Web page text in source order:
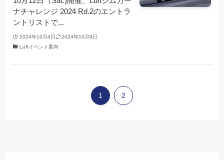
ナチャレンジ 2024 Rd.2のエントラ
ントリストで...
2024年10月4日
2024年10月9日
Luftイベント案内
1 2